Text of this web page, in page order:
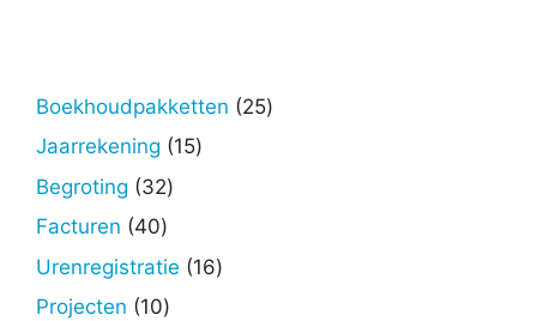
Boekhoudpakketten 2525
Jaarrekening 1515
Begroting 3232
Facturen 4040
producten
Urenregistratie 1616
Projecten 1010